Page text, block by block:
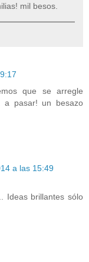
mil besos.
que se arregle
a pasar! un besazo
a las 15:49
Ideas brillantes sólo